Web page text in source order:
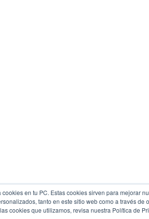
en tu PC. Estas cookies sirven para mejorar
tanto en este sitio web como a través de
cookies que utilizamos, revisa nuestra Política de